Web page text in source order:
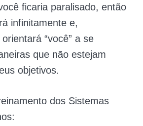
ficaria paralisado, então
infinitamente e,
“você” a se
que não estejam
objetivos.
dos Sistemas